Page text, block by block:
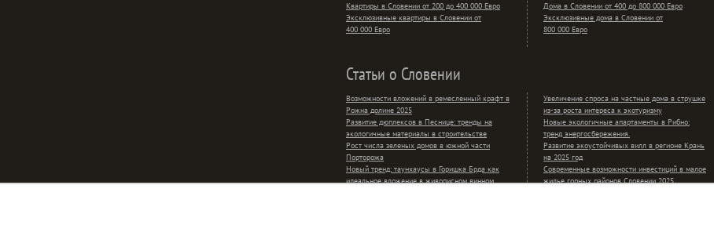
Квартиры в Словении от 200 до 400 000 Евро
Эксклюзивные квартиры в Словении от
400 000 Евро
Дома в Словении от 400 до 800 000 Евро
Эксклюзивные дома в Словении от
800 000 Евро
Статьи о Словении
Возможности вложений в ремесленный крафт в
Рожна долине 2025
Развитие дюплексов в Песнице: тренды на
экологичные материалы в строительстве
Рост числа зеленых домов в южной части
Порторожа
Новый тренд: таунхаусы в Горишка Брда как
идеальное вложение в живописном винном
Увеличение спроса на частные дома в струшке
из-за роста интереса к экотуризму
Новые экологичные апартаменты в Рибно:
тренд энергосбережения.
Развитие экоустойчивых вилл в регионе Крань
на 2025 год
Современные возможности инвестиций в малое
жилье горных районов Словении 2025